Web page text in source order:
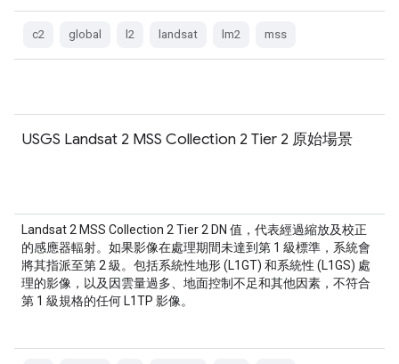
c2 global l2 landsat lm2 mss
USGS Landsat 2 MSS Collection 2 Tier 2 原始場景
Landsat 2 MSS Collection 2 Tier 2 DN 值，代表經過縮放及校正
的感應器輻射。如果影像在處理期間未達到第 1 級標準，系統會
將其指派至第 2 級。包括系統性地形 (L1GT) 和系統性 (L1GS) 處
理的影像，以及因雲量過多、地面控制不足和其他因素，不符合
第 1 級規格的任何 L1TP 影像。